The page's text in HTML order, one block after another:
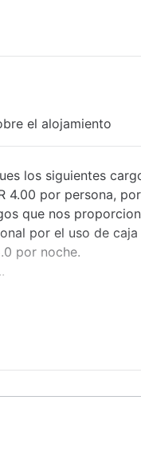
el alojamiento
los siguientes
4.00 por persona,
que nos
por el uso de
por noche.